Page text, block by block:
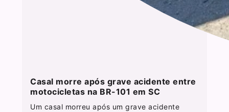
Casal morre após grave acidente entre
motocicletas na BR-101 em SC
Um casal morreu após um grave acidente